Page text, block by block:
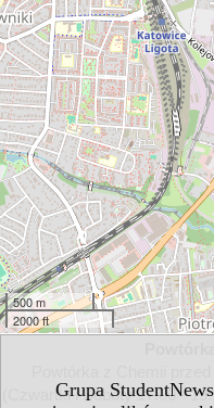
Grupa
500 m
2000 ft
(Czwartki i Soboty 17:00 -